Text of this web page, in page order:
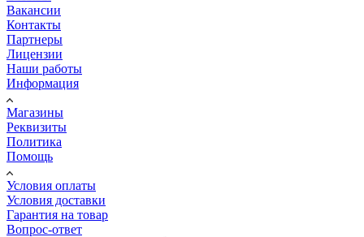
Вакансии
Контакты
Партнеры
Лицензии
Наши работы
Информация
Магазины
Реквизиты
Политика
Помощь
Условия оплаты
Условия доставки
Гарантия на товар
Вопрос-ответ